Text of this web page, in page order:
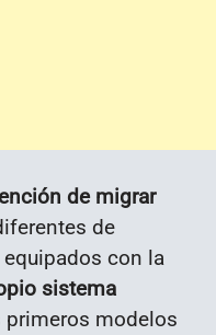
de migrar
de
con la
sistema
modelos